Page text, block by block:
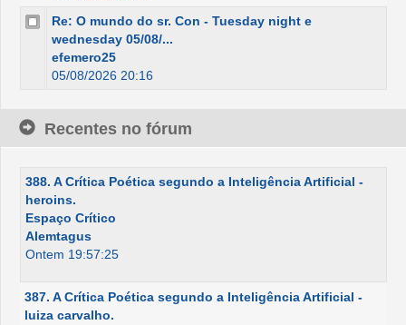
Re: O mundo do sr. Con - Tuesday night e
wednesday 05/08/...
efemero25
05/08/2026 20:16
Recentes no fórum
388. A Crítica Poética segundo a Inteligência Artificial -
heroins.
Espaço Crítico
Alemtagus
Ontem 19:57:25
387. A Crítica Poética segundo a Inteligência Artificial -
luiza carvalho.